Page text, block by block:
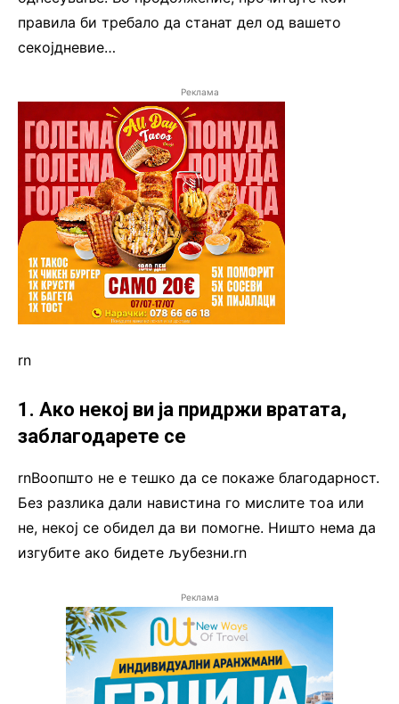
правила би требало да станат дел од вашето
секојдневие…
Реклама
rn
1. Ако некој ви ја придржи вратата,
заблагодарете се
rnВоопшто не е тешко да се покаже благодарност.
Без разлика дали навистина го мислите тоа или
не, некој се обидел да ви помогне. Ништо нема да
изгубите ако бидете љубезни.rn
Реклама